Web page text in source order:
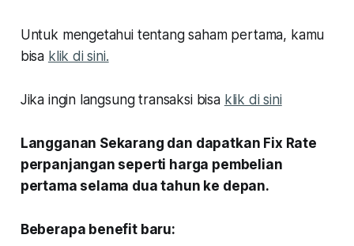
Untuk mengetahui tentang saham pertama, kamu
bisa klik di sini.
Jika ingin langsung transaksi bisa klik di sini
Langganan Sekarang dan dapatkan Fix Rate
perpanjangan seperti harga pembelian
pertama selama dua tahun ke depan.
Beberapa benefit baru: